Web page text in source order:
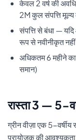
केवल 2 वर्ष की
2M कुल संपत्ति
संपत्ति से बंधा —
रूप से नवीनीकृत नहीं
अधिकतम 6 महीने
समान)
रास्ता 3 — 5-
ग्रीन वीज़ा एक 5-वर्षीय
प्रायोजक की आवश्यकता